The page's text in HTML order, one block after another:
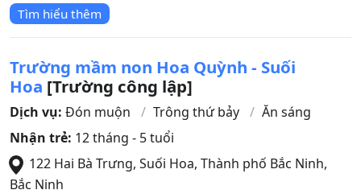
Tìm hiểu thêm
Trường mầm non Hoa Quỳnh - Suối
Hoa [Trường công lập]
Dịch vụ: Đón muộn Trông thứ bảy
Ăn sáng
Nhận trẻ: 12 tháng - 5 tuổi
122 Hai Bà Trưng, Suối Hoa, Thành phố Bắc Ninh,
Bắc Ninh